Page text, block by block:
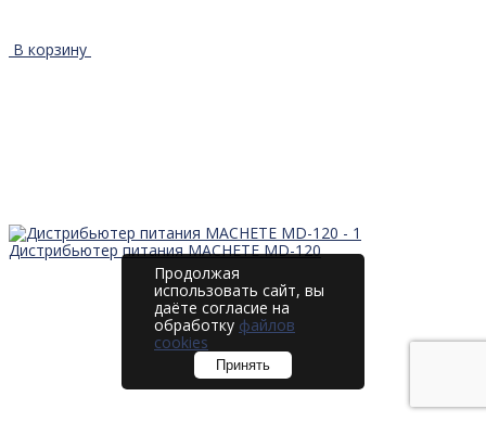
В корзину
Дистрибьютер питания MACHETE MD-120
Продолжая
использовать сайт, вы
даёте согласие на
обработку файлов
cookies
Принять